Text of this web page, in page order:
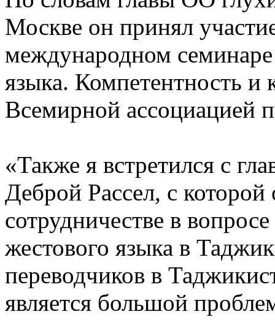
Москве он принял
международном
языка. Компетентность и
Всемирной ассоциацией
«Также я встретился с
Деброй Рассел, с
сотрудничестве в
жестового языка в
переводчиков в
является большой